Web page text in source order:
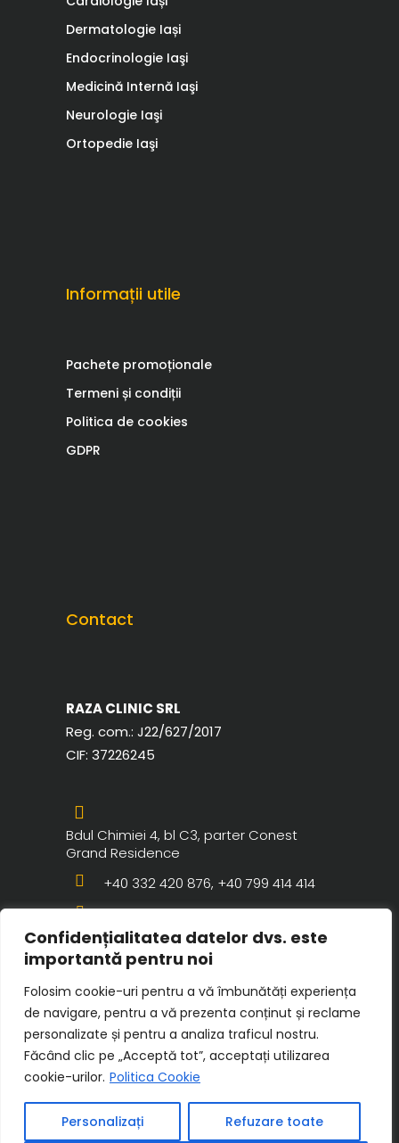
Confidențialitatea datelor dvs. este
importantă pentru noi
Folosim cookie-uri pentru a vă îmbunătăți experiența
de navigare, pentru a vă prezenta conținut și reclame
personalizate și pentru a analiza traficul nostru.
Făcând clic pe „Acceptă tot”, acceptați utilizarea
cookie-urilor. Politica Cookie
Personalizați Refuzare toate
Dermatologie Iași
Endocrinologie Iaşi
Medicină Internă Iaşi
Neurologie Iaşi
Ortopedie Iaşi
Informații utile
Pachete promoționale
Termeni și condiții
Politica de cookies
GDPR
Contact
RAZA CLINIC SRL
Reg. com.: J22/627/2017
CIF: 37226245
Bdul Chimiei 4, bl C3, parter Conest
Grand Residence
+40 332 420 876, +40 799 414 414
contact@razaclinic.ro
© 2025 Copyright Raza Clinic. Toate
drepturile rezervate. Website realizat de